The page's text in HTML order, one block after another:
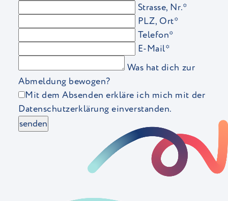
Strasse, Nr.*
PLZ, Ort*
Telefon*
E-Mail*
Was hat dich zur
Abmeldung bewogen?
Mit dem Absenden erkläre ich mich mit der
Datenschutzerklärung einverstanden.
senden